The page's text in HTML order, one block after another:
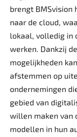
brengt BMSvision
naar de cloud,
lokaal, volledig in
werken. Dankzij
mogelijkheden
afstemmen op
ondernemingen
gebied van
willen maken van
modellen in hun